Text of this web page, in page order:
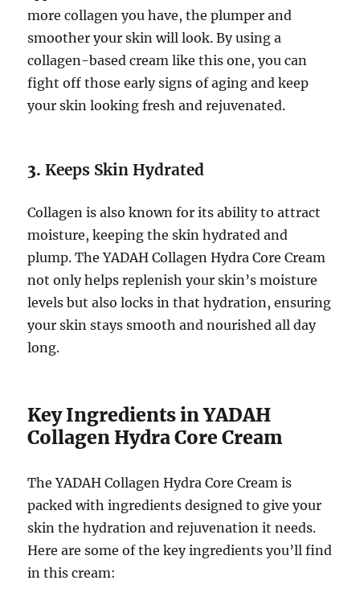
more collagen you have, the plumper and
smoother your skin will look. By using a
collagen-based cream like this one, you can
fight off those early signs of aging and keep
your skin looking fresh and rejuvenated.
3.Keeps Skin Hydrated
Collagen is also known for its ability to attract
moisture, keeping the skin hydrated and
plump. The YADAH Collagen Hydra Core Cream
not only helps replenish your skin’s moisture
levels but also locks in that hydration, ensuring
your skin stays smooth and nourished all day
long.
Key Ingredients in YADAH
Collagen Hydra Core Cream
The YADAH Collagen Hydra Core Cream is
packed with ingredients designed to give your
skin the hydration and rejuvenation it needs.
Here are some of the key ingredients you’ll find
in this cream: